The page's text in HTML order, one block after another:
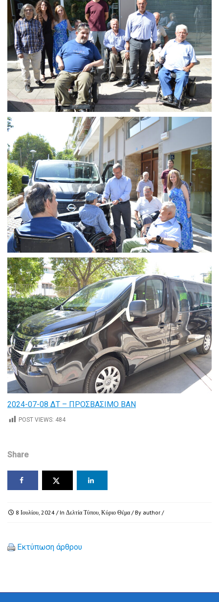
2024-07-08 ΔΤ – ΠΡΟΣΒΑΣΙΜΟ ΒΑΝ
POST VIEWS: 484
Share
8 Ιουλίου, 2024 / In Δελτία Τύπου Κύριο Θέμα / By author /
Εκτύπωση άρθρου